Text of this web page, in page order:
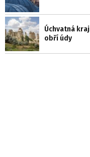
Úchvatná
obří údy